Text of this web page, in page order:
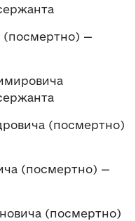
(посмертно) —
(посмертно)
(посмертно) —
(посмертно)